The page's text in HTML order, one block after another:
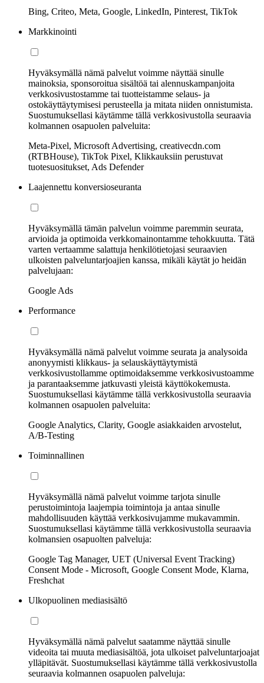
Bing, Criteo, Meta, Google, LinkedIn, Pinterest, TikTok
Markkinointi
Hyväksymällä nämä palvelut voimme näyttää sinulle
mainoksia, sponsoroitua sisältöä tai alennuskampanjoita
verkkosivustostamme tai tuotteistamme selaus- ja
ostokäyttäytymisesi perusteella ja mitata niiden onnistumista.
Suostumuksellasi käytämme tällä verkkosivustolla seuraavia
kolmannen osapuolen palveluita:
Meta-Pixel, Microsoft Advertising, creativecdn.com
(RTBHouse), TikTok Pixel, Klikkauksiin perustuvat
tuotesuositukset, Ads Defender
Laajennettu konversioseuranta
Hyväksymällä tämän palvelun voimme paremmin seurata,
arvioida ja optimoida verkkomainontamme tehokkuutta. Tätä
varten vertaamme salattuja henkilötietojasi seuraavien
ulkoisten palveluntarjoajien kanssa, mikäli käytät jo heidän
palvelujaan:
Google Ads
Performance
Hyväksymällä nämä palvelut voimme seurata ja analysoida
anonyymisti klikkaus- ja selauskäyttäytymistä
verkkosivustollamme optimoidaksemme verkkosivustoamme
ja parantaaksemme jatkuvasti yleistä käyttökokemusta.
Suostumuksellasi käytämme tällä verkkosivustolla seuraavia
kolmannen osapuolen palveluita:
Google Analytics, Clarity, Google asiakkaiden arvostelut,
A/B-Testing
Toiminnallinen
Hyväksymällä nämä palvelut voimme tarjota sinulle
perustoimintoja laajempia toimintoja ja antaa sinulle
mahdollisuuden käyttää verkkosivujamme mukavammin.
Suostumuksellasi käytämme tällä verkkosivustolla seuraavia
kolmansien osapuolten palveluja:
Google Tag Manager, UET (Universal Event Tracking)
Consent Mode - Microsoft, Google Consent Mode, Klarna,
Freshchat
Ulkopuolinen mediasisältö
Hyväksymällä nämä palvelut saatamme näyttää sinulle
videoita tai muuta mediasisältöä, jota ulkoiset palveluntarjoajat
ylläpitävät. Suostumuksellasi käytämme tällä verkkosivustolla
seuraavia kolmannen osapuolen palveluja: